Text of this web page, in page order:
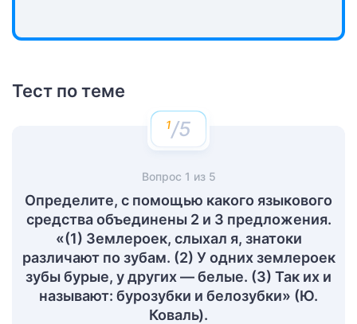
Тест по теме
/5
Вопрос 1 из 5
Определите, с помощью какого языкового
средства объединены 2 и 3 предложения.
«(1) Землероек, слыхал я, знатоки
различают по зубам. (2) У одних землероек
зубы бурые, у других — белые. (3) Так их и
называют: бурозубки и белозубки» (Ю.
Коваль).